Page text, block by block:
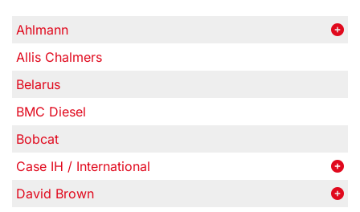
Ahlmann
Allis Chalmers
Belarus
BMC Diesel
Bobcat
Case IH / International
David Brown